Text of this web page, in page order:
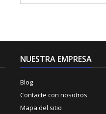
NUESTRA EMPRESA
Blog
Contacte con nosotros
Mapa del sitio